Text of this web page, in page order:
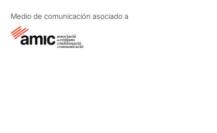
Medio de comunicación asociado a